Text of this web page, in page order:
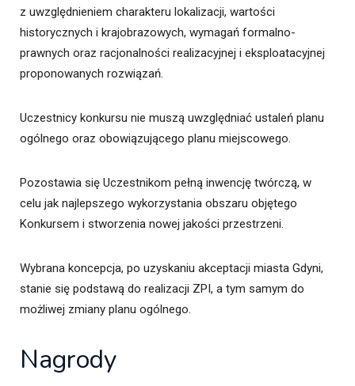
z uwzględnieniem charakteru lokalizacji, wartości
historycznych i krajobrazowych, wymagań formalno-
prawnych oraz racjonalności realizacyjnej i eksploatacyjnej
proponowanych rozwiązań.
Uczestnicy konkursu nie muszą uwzględniać ustaleń planu
ogólnego oraz obowiązującego planu miejscowego.
Pozostawia się Uczestnikom pełną inwencję twórczą, w
celu jak najlepszego wykorzystania obszaru objętego
Konkursem i stworzenia nowej jakości przestrzeni.
Wybrana koncepcja, po uzyskaniu akceptacji miasta Gdyni,
stanie się podstawą do realizacji ZPI, a tym samym do
możliwej zmiany planu ogólnego.
Nagrody